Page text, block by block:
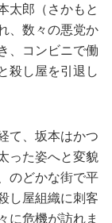
太郎（さかもと
、数々の悪党か
、コンビニで働
殺し屋を引退し
て、坂本はかつ
った姿へと変貌
のどかな街で平
し屋組織に刺客
に危機が訪れま